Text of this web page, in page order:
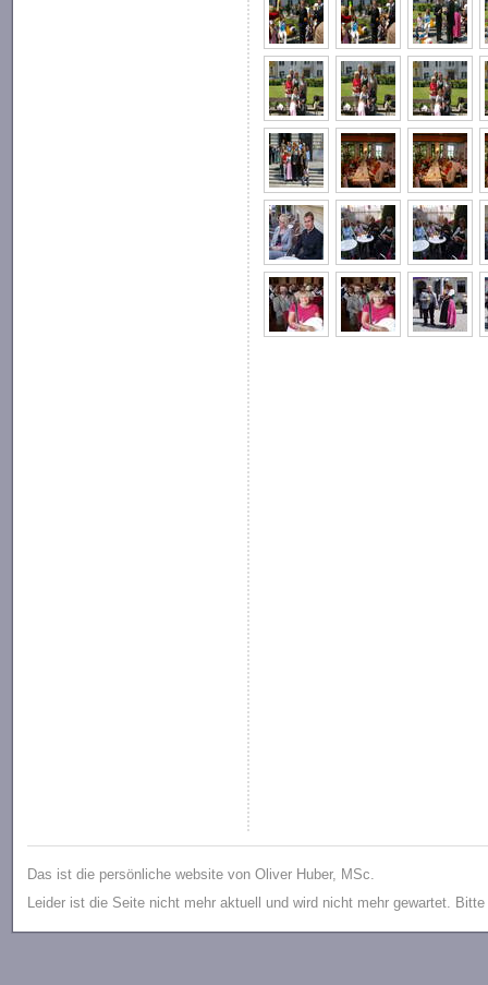
Das ist die persönliche website von Oliver Huber, MSc.
Leider ist die Seite nicht mehr aktuell und wird nicht mehr gewartet.